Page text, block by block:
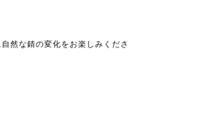
然な錆の変化をお楽しみくださ